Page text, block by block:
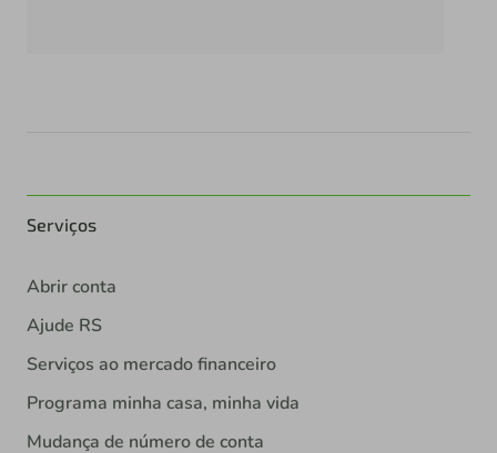
Serviços
Abrir conta
Ajude RS
Serviços ao mercado financeiro
Programa minha casa, minha vida
Mudança de número de conta